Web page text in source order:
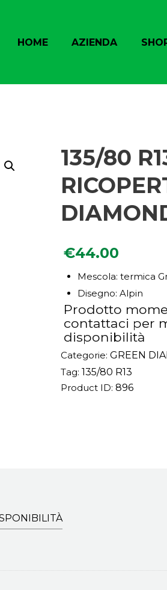
HOME AZIENDA
135/80
€44.00
Mescola: termica
Disegno: Alpin
Prodotto
contattaci per
disponibilità
Categorie: GREEN
Tag: 135/80 R13
Product ID: 896